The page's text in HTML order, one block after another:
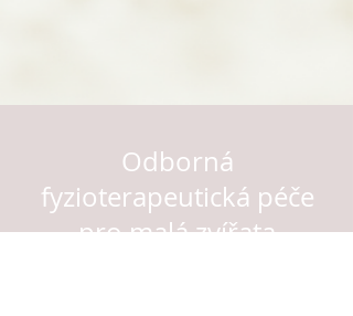
Odborná
fyzioterapeutická péče
pro malá zvířata